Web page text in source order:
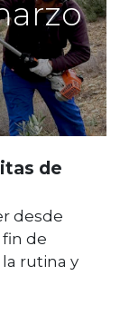
de
desde
de
rutina y